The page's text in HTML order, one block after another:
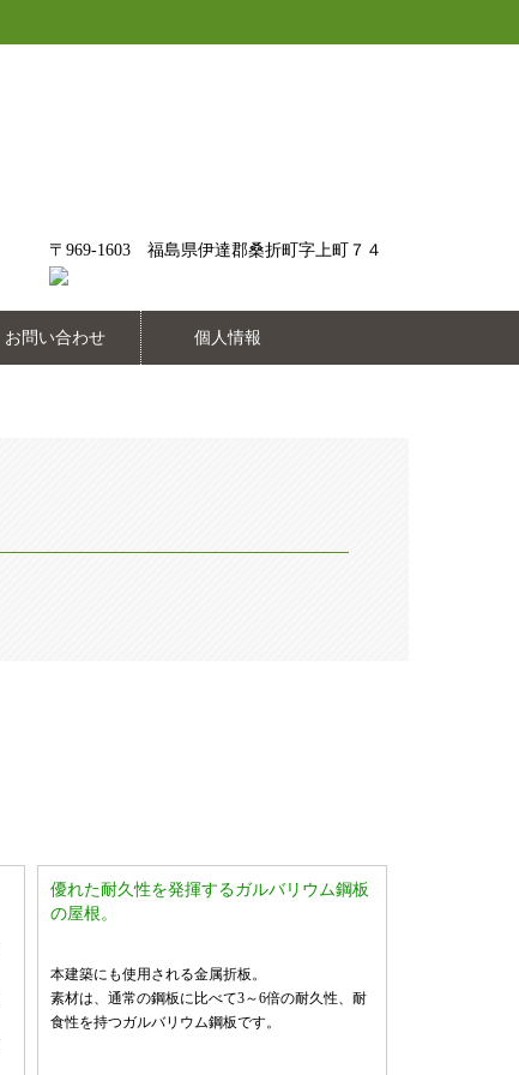
〒969-1603 福島県伊達郡桑折町字上町７４
お問い合わせ 個人情報
優れた耐久性を発揮するガルバリウム鋼板
の屋根。
本建築にも使用される金属折板。
素材は、通常の鋼板に比べて3～6倍の耐久性、耐
食性を持つガルバリウム鋼板です。